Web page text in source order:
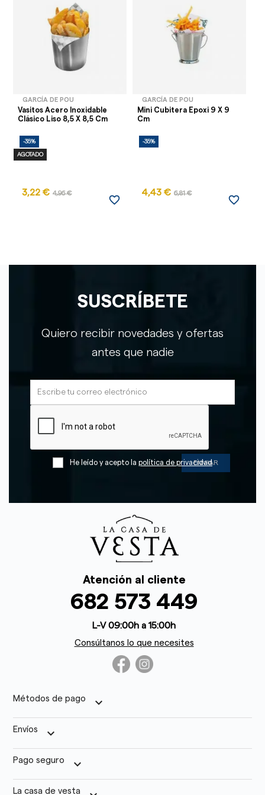
GARCÍA DE POU
Vasitos Acero Inoxidable
Clásico Liso 8,5 X 8,5 Cm
-35%
AGOTADO
3,22 € 4,96 €
favorite_border
GARCÍA DE POU
Mini Cubitera Epoxi 9 X 9
Cm
-35%
4,43 € 6,81 €
favorite_border
SUSCRÍBETE
Quiero recibir novedades y ofertas
antes que nadie
He leído y acepto la política de privacidad
Atención al cliente
682 573 449
L-V 09:00h a 15:00h
Consúltanos lo que necesites
Métodos de pago keyboard_arrow_down
Envíos keyboard_arrow_down
Pago seguro keyboard_arrow_down
La casa de vesta